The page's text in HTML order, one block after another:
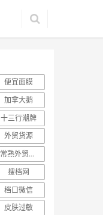
便宜面膜
加拿大鹅
十三行潮牌
外贸货源
常熟外贸村货源
搜档网
档口微信
皮肤过敏